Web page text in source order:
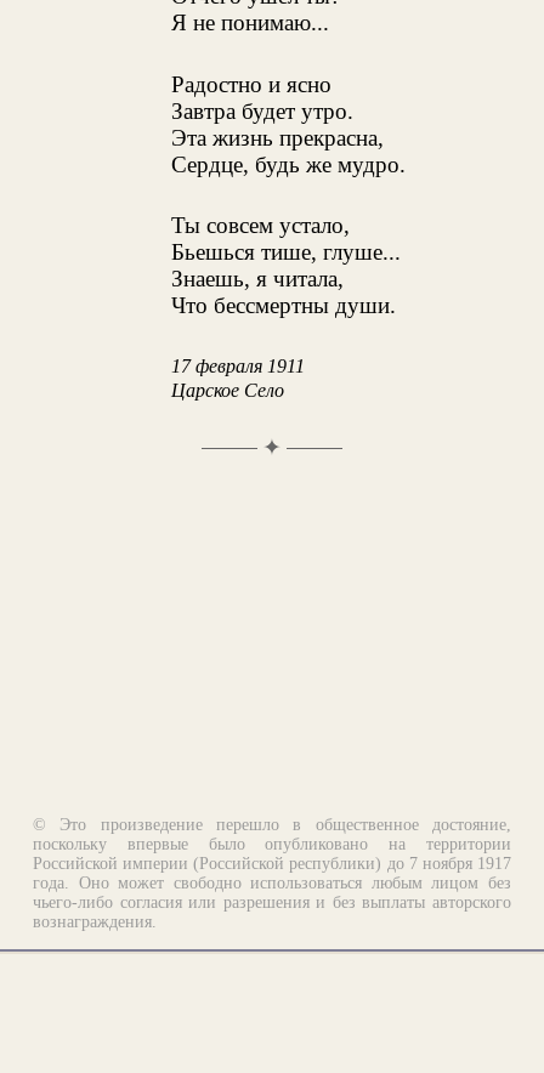
Я не понимаю...
Радостно и ясно
Завтра будет утро.
Эта жизнь прекрасна,
Сердце, будь же мудро.
Ты совсем устало,
Бьешься тише, глуше...
Знаешь, я читала,
Что бессмертны души.
17 февраля 1911
Царское Село
✦
© Это произведение перешло в общественное достояние,
поскольку впервые было опубликовано на территории
Российской империи (Российской республики) до 7 ноября 1917
года. Оно может свободно использоваться любым лицом без
чьего-либо согласия или разрешения и без выплаты авторского
вознаграждения.